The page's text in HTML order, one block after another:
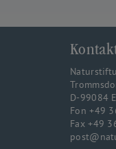
D-99084
Fon +49
Fax +49